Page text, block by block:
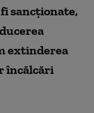
sancționate,
extinderea
încălcări